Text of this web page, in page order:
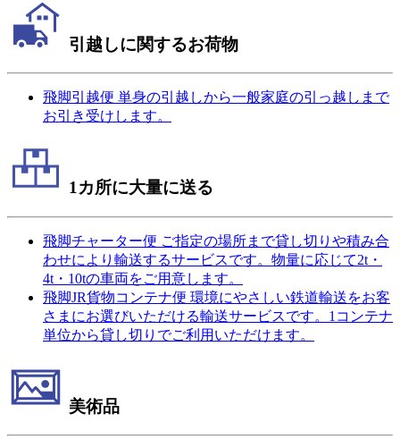
引越しに関するお荷物
飛脚引越便 単身の引越しから一般家庭の引っ越しまで
お引き受けします。
1カ所に大量に送る
飛脚チャーター便 ご指定の場所まで貸し切りや積み合
わせにより輸送するサービスです。物量に応じて2t・
4t・10tの車両をご用意します。
飛脚JR貨物コンテナ便 環境にやさしい鉄道輸送をお客
さまにお選びいただける輸送サービスです。1コンテナ
単位から貸し切りでご利用いただけます。
美術品